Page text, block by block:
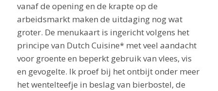
vanaf de opening en de krapte op de
arbeidsmarkt maken de uitdaging nog wat
groter. De menukaart is ingericht volgens het
principe van Dutch Cuisine* met veel aandacht
voor groente en beperkt gebruik van vlees, vis
en gevogelte. Ik proef bij het ontbijt onder meer
het wentelteefje in beslag van bierbostel, de